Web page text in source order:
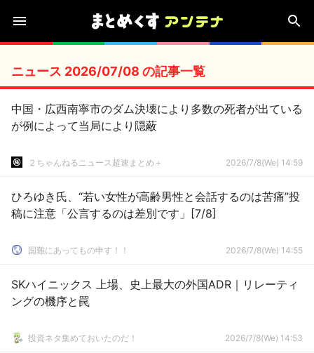
ニュース 2026/07/08 の記事一覧
中国・広西南寧市のダム決壊により多数の死者が出ている
が例によって当局により隠蔽
２ちゃんねるニュース超速まとめ＋ 2026/7/8(We) 14:59
ひろゆき氏、“若い女性が高齢男性と会話するのは苦痛”投
稿に注意「公言するのは差別です」[7/8]
国難にあってもの申す！！ 2026/7/8(We) 14:55
SKハイニックス 上場、史上最大の外国ADR｜リレーティ
ングの機序と罠
投資ネタ集めておいたのだ！ 2026/7/8(We) 14:53